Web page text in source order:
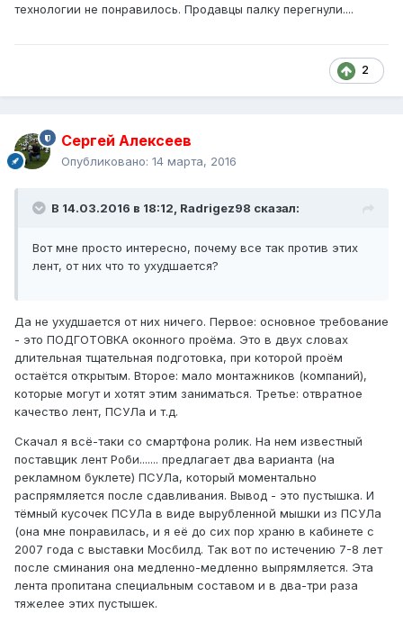
технологии не понравилось. Продавцы палку перегнули....
2
Сергей Алексеев
Опубликовано: 14 марта, 2016
В 14.03.2016 в 18:12, Radrigez98 сказал:
Вот мне просто интересно, почему все так против этих
лент, от них что то ухудшается?
Да не ухудшается от них ничего. Первое: основное требование
- это ПОДГОТОВКА оконного проёма. Это в двух словах
длительная тщательная подготовка, при которой проём
остаётся открытым. Второе: мало монтажников (компаний),
которые могут и хотят этим заниматься. Третье: отвратное
качество лент, ПСУЛа и т.д.
Скачал я всё-таки со смартфона ролик. На нем известный
поставщик лент Роби....... предлагает два варианта (на
рекламном буклете) ПСУЛа, который моментально
распрямляется после сдавливания. Вывод - это пустышка. И
тёмный кусочек ПСУЛа в виде вырубленной мышки из ПСУЛа
(она мне понравилась, и я её до сих пор храню в кабинете с
2007 года с выставки Мосбилд. Так вот по истечению 7-8 лет
после сминания она медленно-медленно выпрямляется. Эта
лента пропитана специальным составом и в два-три раза
тяжелее этих пустышек.